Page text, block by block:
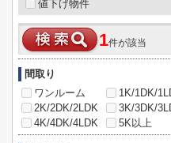
値下げ物件
1件が該当
間取り
ワンルーム
1K/1DK/
2K/2DK/2LDK
3K/3DK/
4K/4DK/4LDK
5K以上